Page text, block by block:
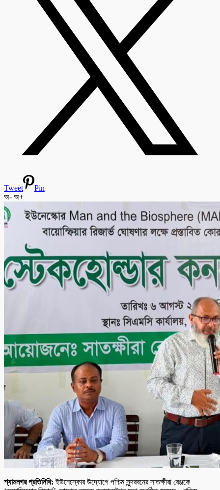
Tweet
Pin
অ- অ+
শ্যামনগর প্রতিনিধি: ইউনেস্কোর উদ্যোগে পশ্চিম সুন্দরবনের সাতক্ষীরা রেঞ্জকে